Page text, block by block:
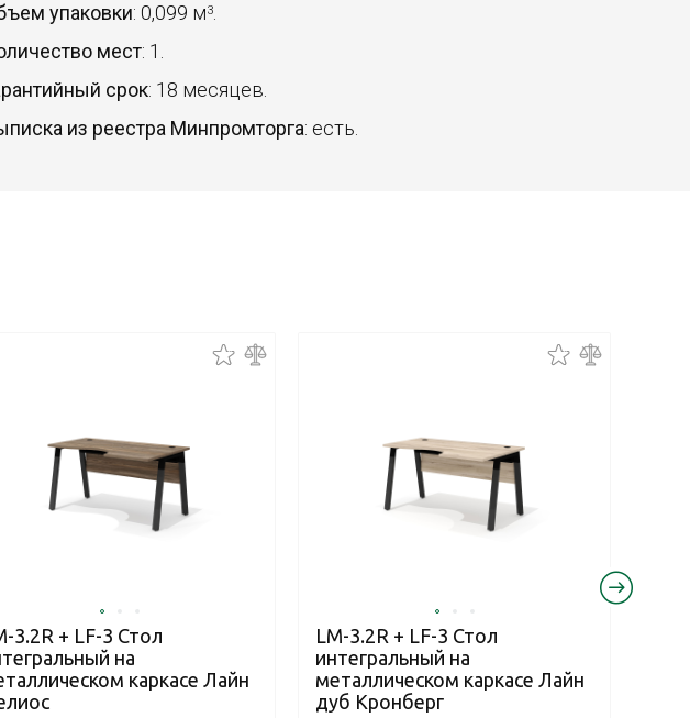
упаковки: 0,099 м3.
мест: 1.
срок: 18 месяцев.
из реестра Минпромторга: есть.
3.2R + LF-3 Стол
на
каркасе Лайн
LM-3.2R + LF-3 Стол
интегральный на
металлическом каркасе Лайн
дуб Кронберг